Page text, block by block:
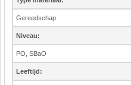
Gereedschap
Niveau:
PO, SBaO
Leeftijd: